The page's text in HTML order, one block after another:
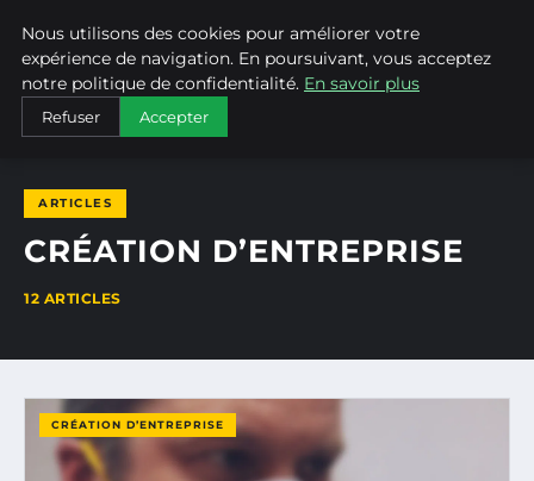
ALAIN KORKOS
ACCUEIL CRÉATION D’ENTREPRISE
ARTICLES
CRÉATION D’ENTREPRISE
12 ARTICLES
CRÉATION D’ENTREPRISE
Nous utilisons des cookies pour améliorer votre
expérience de navigation. En poursuivant, vous acceptez
notre politique de confidentialité. En savoir plus
Refuser Accepter